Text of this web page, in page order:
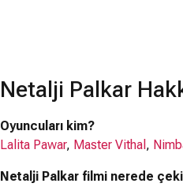
Netalji Palkar
Oyuncuları kim?
Lalita Pawar, Master Vithal ,
Netalji Palkar filmi nerede